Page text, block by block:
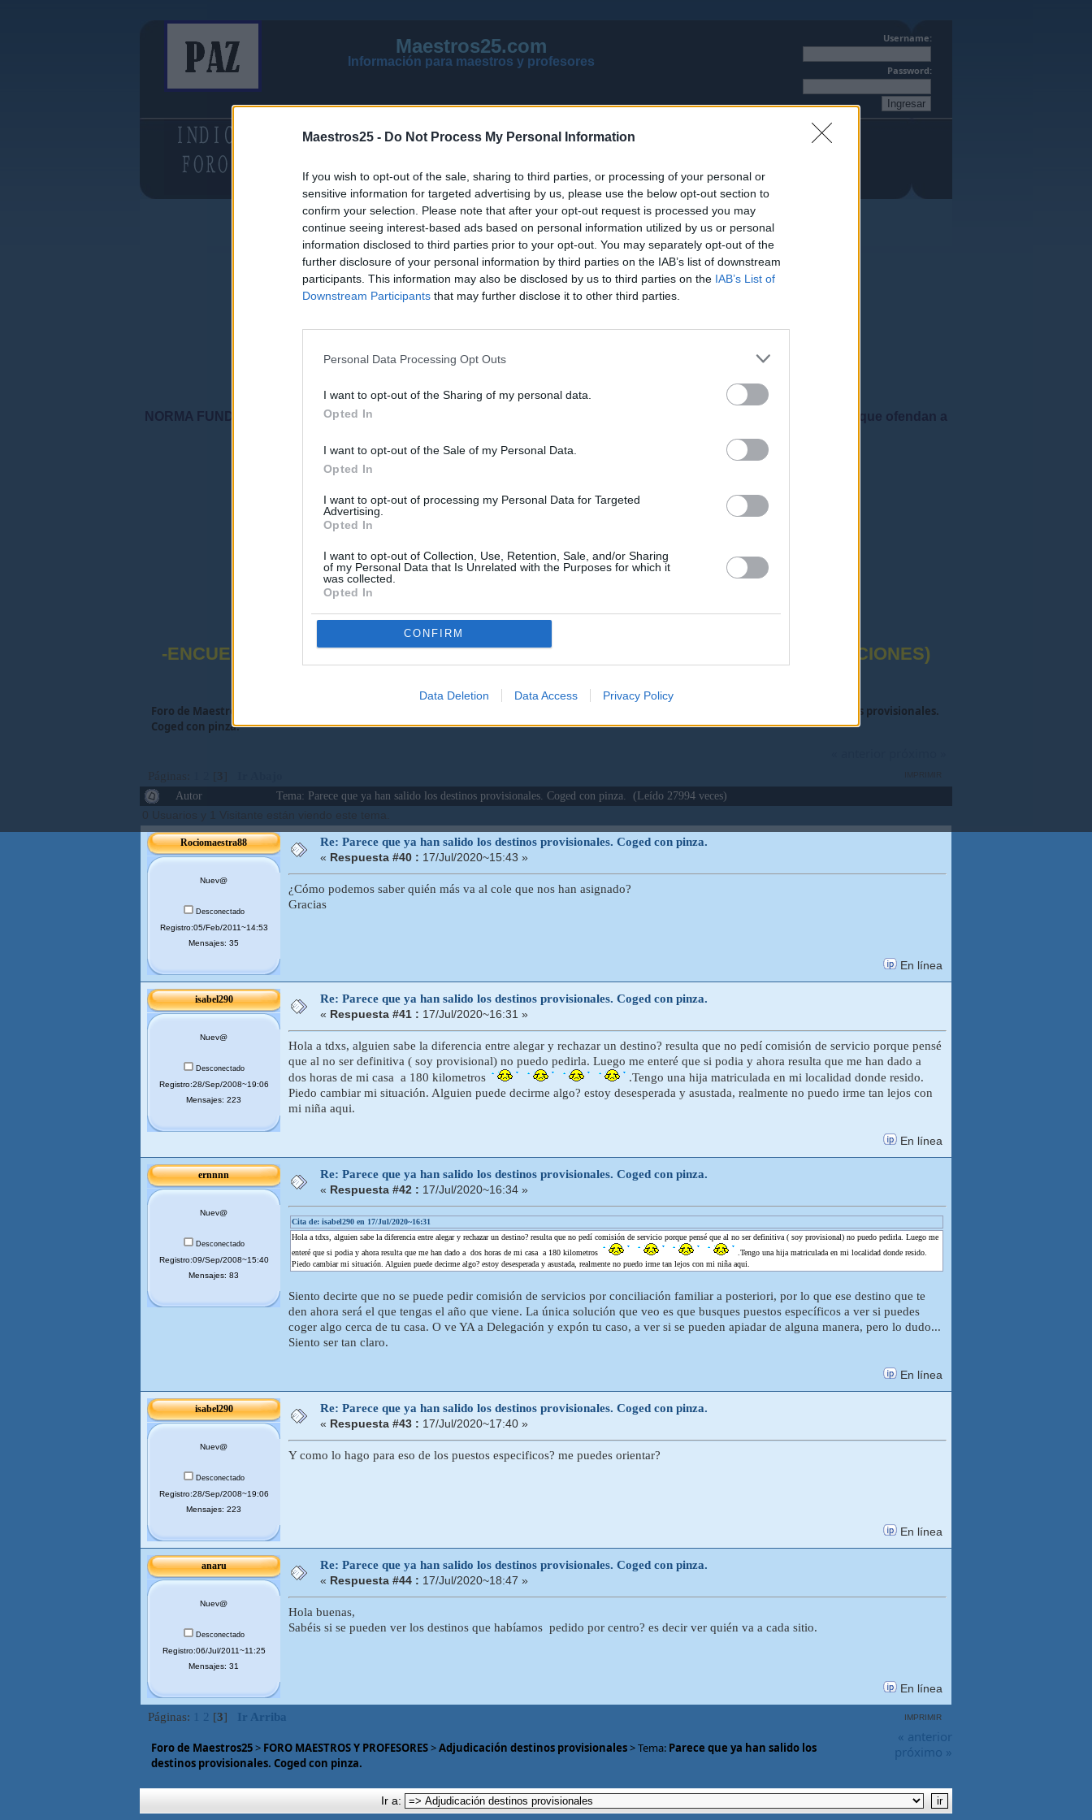
Maestros25 - Do Not Process My Personal Information
If you wish to opt-out of the sale, sharing to third parties, or processing of your personal or
sensitive information for targeted advertising by us, please use the below opt-out section to
confirm your selection. Please note that after your opt-out request is processed you may
continue seeing interest-based ads based on personal information utilized by us or personal
information disclosed to third parties prior to your opt-out. You may separately opt-out of the
further disclosure of your personal information by third parties on the IAB’s list of downstream
participants. This information may also be disclosed by us to third parties on the IAB’s List of
Downstream Participants that may further disclose it to other third parties.
Personal Data Processing Opt Outs
I want to opt-out of the Sharing of my personal data.
Opted In
I want to opt-out of the Sale of my Personal Data.
Opted In
I want to opt-out of processing my Personal Data for Targeted
Advertising.
Opted In
I want to opt-out of Collection, Use, Retention, Sale, and/or Sharing
of my Personal Data that Is Unrelated with the Purposes for which it
was collected.
Opted In
CONFIRM
Data Deletion Data Access Privacy Policy
Username:
Password:
Maestros25.com
Información para maestros y profesores
VER MENSAJES NUEVOS DE TODOS LOS FOROS
NOTICIAS ACTUALIZADAS OPOSICIONES 2026
PÁGINA PRINCIPAL DE MAESTROS25
NOTICIAS
NORMA FUNDAMENTAL DEL FORO: "Se ruega mantenga siempre un lenguaje moderado. No se admiten mensajes que ofendan a
"Por favor, no abuse de las mayúsculas e intente utilizar una expresión y ortografía correctas"
-ENCUESTA SOBRE EL PROCEDIMENTO SELECTIVO DOCENTE ACTUAL (OPOSICIONES)
Foro de Maestros25
Parece que ya han salido los destinos provisionales.
Coged con pinza.
Páginas: 3 IMPRIMIR
Autor
Tema: Parece que ya han salido los destinos provisionales. Coged con pinza. (Leído 27994 veces)
0 Usuarios y 1 Visitante están viendo este tema.
Rociomaestra88
Nuev@
Desconectado
Registro:05/Feb/2011~14:53
Mensajes: 35
Re: Parece que ya han salido los destinos provisionales. Coged con pinza.
« Respuesta #40 : 17/Jul/2020~15:43 »
¿Cómo podemos saber quién más va al cole que nos han asignado?
Gracias
En línea
isabel290
Nuev@
Desconectado
Registro:28/Sep/2008~19:06
Mensajes: 223
Re: Parece que ya han salido los destinos provisionales. Coged con pinza.
« Respuesta #41 : 17/Jul/2020~16:31 »
Hola a tdxs, alguien sabe la diferencia entre alegar y rechazar un destino? resulta que no pedí comisión de servicio porque pensé
que al no ser definitiva ( soy provisional) no puedo pedirla. Luego me enteré que si podia y ahora resulta que me han dado a
dos horas de mi casa a 180 kilometros
.Tengo una hija matriculada en mi localidad donde resido.
Piedo cambiar mi situación. Alguien puede decirme algo? estoy desesperada y asustada, realmente no puedo irme tan lejos con
mi niña aqui.
En línea
ernnnn
Nuev@
Desconectado
Registro:09/Sep/2008~15:40
Mensajes: 83
Re: Parece que ya han salido los destinos provisionales. Coged con pinza.
« Respuesta #42 : 17/Jul/2020~16:34 »
Cita de: isabel290 en 17/Jul/2020~16:31
Hola a tdxs, alguien sabe la diferencia entre alegar y rechazar un destino? resulta que no pedí comisión de servicio porque pensé que al no ser definitiva ( soy provisional) no puedo pedirla. Luego me
enteré que si podia y ahora resulta que me han dado a dos horas de mi casa a 180 kilometros
.Tengo una hija matriculada en mi localidad donde resido.
Piedo cambiar mi situación. Alguien puede decirme algo? estoy desesperada y asustada, realmente no puedo irme tan lejos con mi niña aqui.
Siento decirte que no se puede pedir comisión de servicios por conciliación familiar a posteriori, por lo que ese destino que te
den ahora será el que tengas el año que viene. La única solución que veo es que busques puestos específicos a ver si puedes
coger algo cerca de tu casa. O ve YA a Delegación y expón tu caso, a ver si se pueden apiadar de alguna manera, pero lo dudo...
Siento ser tan claro.
En línea
isabel290
Nuev@
Desconectado
Registro:28/Sep/2008~19:06
Mensajes: 223
Re: Parece que ya han salido los destinos provisionales. Coged con pinza.
« Respuesta #43 : 17/Jul/2020~17:40 »
Y como lo hago para eso de los puestos especificos? me puedes orientar?
En línea
anaru
Nuev@
Desconectado
Registro:06/Jul/2011~11:25
Mensajes: 31
Re: Parece que ya han salido los destinos provisionales. Coged con pinza.
« Respuesta #44 : 17/Jul/2020~18:47 »
Hola buenas,
Sabéis si se pueden ver los destinos que habíamos pedido por centro? es decir ver quién va a cada sitio.
En línea
Páginas: 2 [3] Ir Arriba IMPRIMIR
Foro de Maestros25> FORO MAESTROS Y PROFESORES>Adjudicación destinos provisionales> Tema: Parece que ya han salido los
destinos provisionales. Coged con pinza.
« anterior
próximo »
Ir a: